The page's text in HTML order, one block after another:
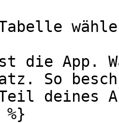
die App.
So
deines